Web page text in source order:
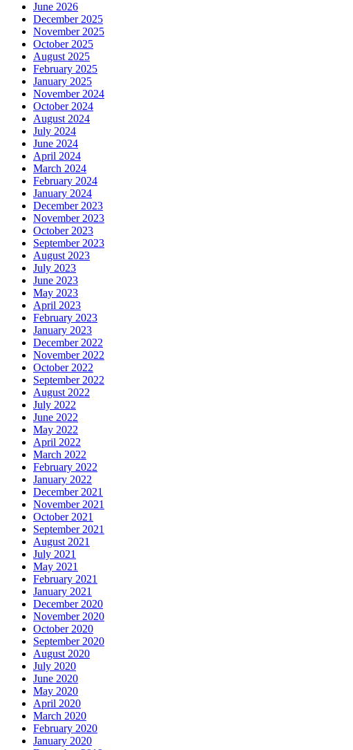
June 2026
December 2025
November 2025
October 2025
August 2025
February 2025
January 2025
November 2024
October 2024
August 2024
July 2024
June 2024
April 2024
March 2024
February 2024
January 2024
December 2023
November 2023
October 2023
September 2023
August 2023
July 2023
June 2023
May 2023
April 2023
February 2023
January 2023
December 2022
November 2022
October 2022
September 2022
August 2022
July 2022
June 2022
May 2022
April 2022
March 2022
February 2022
January 2022
December 2021
November 2021
October 2021
September 2021
August 2021
July 2021
May 2021
February 2021
January 2021
December 2020
November 2020
October 2020
September 2020
August 2020
July 2020
June 2020
May 2020
April 2020
March 2020
February 2020
January 2020